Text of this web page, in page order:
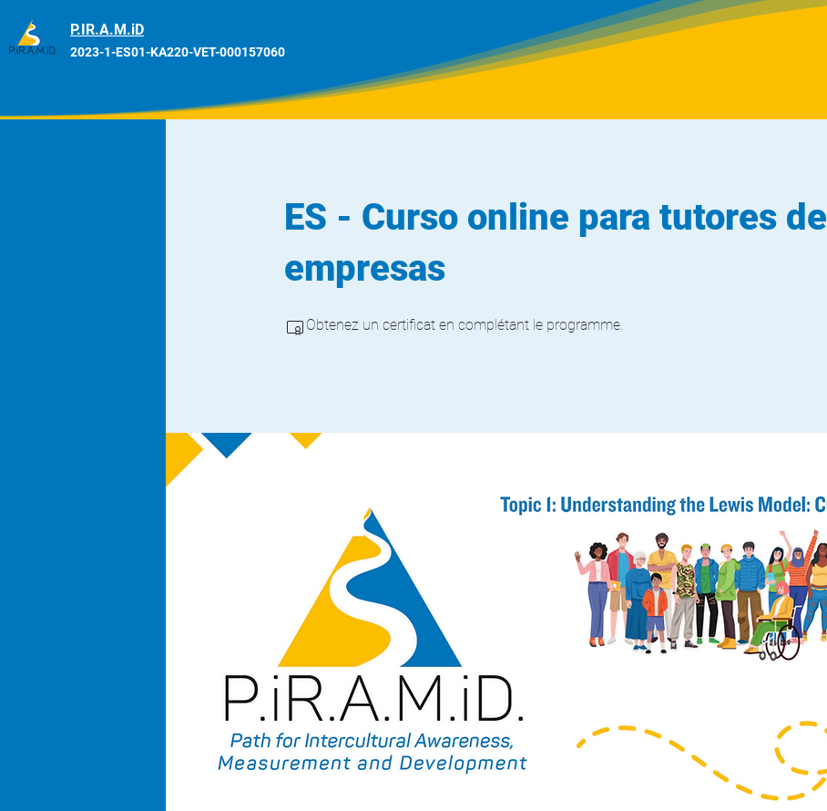
P.IR.A.M.iD
2023-1-ES01-KA220-VET-000157060
ES - Curso online para tutores de
empresas
Obtenez un certificat en complétant le programme.